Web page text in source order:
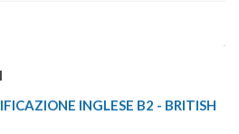
INGLESE B2 - BRITISH